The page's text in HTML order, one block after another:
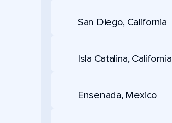
San Diego, California
Isla Catalina, California
Ensenada, Mexico